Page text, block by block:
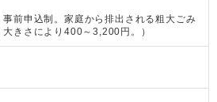
事前申込制。家庭から排出される粗大ごみ
大きさにより400～3,200円。
）